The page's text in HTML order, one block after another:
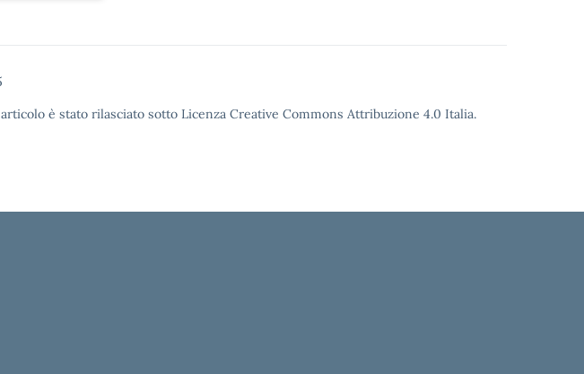
è stato rilasciato sotto Licenza Creative Commons Attribuzione 4.0 Italia.